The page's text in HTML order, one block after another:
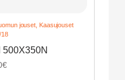
jouset Kaasujouset
18
500X350N
€